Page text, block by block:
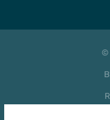
©